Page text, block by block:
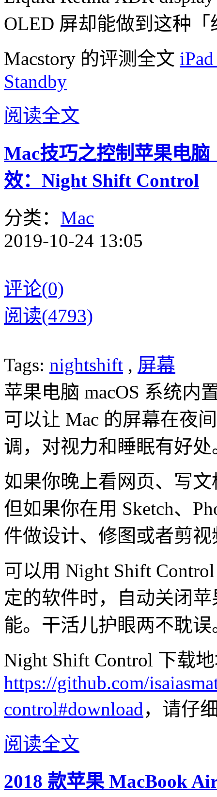
OLED 屏却能做到这种「
Macstory 的评测全文
Standby
阅读全文
Mac技巧之控制苹果电
效：Night Shift Control
分类： Mac
2019-10-24 13:05
评论(0)
阅读(4793)
Tags: nightshift , 屏幕
苹果电脑 macOS 系统内
可以让 Mac 的屏幕在夜
调，对视力和睡眠有好处
如果你晚上看网页、写
但如果你在用 Sketch、
件做设计、修图或者剪
可以用 Night Shift
定的软件时，自动关闭
能。干活儿护眼两不耽误
Night Shift Control 下载
https://github.com/
control#download，请仔
阅读全文
2018 款苹果 MacBook